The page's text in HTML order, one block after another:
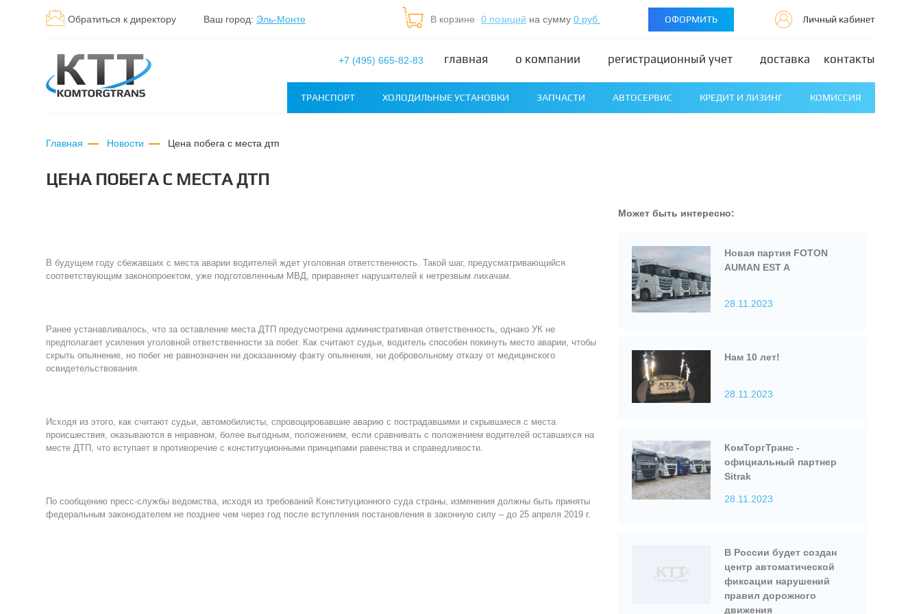
Обратиться к директору Ваш город: Эль-Монте В корзине 0 позиций на сумму 0 руб. ОФОРМИТЬ Личный кабинет
+7 (495) 665-82-83 главная о компании регистрационный учет доставка контакты
ТРАНСПОРТ ХОЛОДИЛЬНЫЕ УСТАНОВКИ ЗАПЧАСТИ АВТОСЕРВИС КРЕДИТ И ЛИЗИНГ КОМИССИЯ
Главная Новости цена побега с места дтп
ЦЕНА ПОБЕГА С МЕСТА ДТП
В будущем году сбежавших с места аварии водителей ждет уголовная ответственность. Такой шаг, предусматривающийся
соответствующим законопроектом, уже подготовленным МВД, приравняет нарушителей к нетрезвым лихачам.
Ранее устанавливалось, что за оставление места ДТП предусмотрена административная ответственность, однако УК не
предполагает усиления уголовной ответственности за побег. Как считают судьи, водитель способен покинуть место аварии, чтобы
скрыть опьянение, но побег не равнозначен ни доказанному факту опьянения, ни добровольному отказу от медицинского
освидетельствования.
Исходя из этого, как считают судьи, автомобилисты, спровоцировавшие аварию с пострадавшими и скрывшиеся с места
происшествия, оказываются в неравном, более выгодным, положением, если сравнивать с положением водителей оставшихся на
месте ДТП, что вступает в противоречие с конституционными принципами равенства и справедливости.
По сообщению пресс-службы ведомства, исходя из требований Конституционного суда страны, изменения должны быть приняты
федеральным законодателем не позднее чем через год после вступления постановления в законную силу – до 25 апреля 2019 г.
Может быть интересно:
Новая партия FOTON
AUMAN EST A
28.11.2023
Нам 10 лет!
28.11.2023
КомТоргТранс -
официальный партнер
Sitrak
28.11.2023
В России будет создан
центр автоматической
фиксации нарушений
правил дорожного
движения